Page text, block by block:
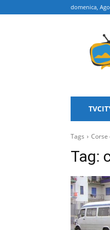
domenica,
Tags Corse
Tag: